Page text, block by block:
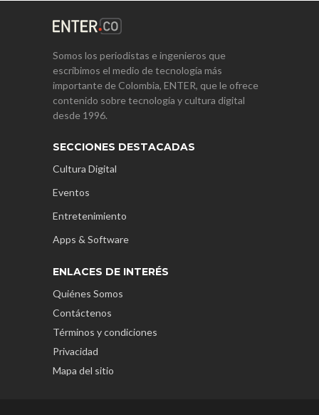
Somos los periodistas e ingenieros que
escribimos el medio de tecnología más
importante de Colombia, ENTER, que le ofrece
contenido sobre tecnología y cultura digital
desde 1996.
SECCIONES DESTACADAS
Cultura Digital
Eventos
Entretenimiento
Apps & Software
ENLACES DE INTERÉS
Quiénes Somos
Contáctenos
Términos y condiciones
Privacidad
Mapa del sitio